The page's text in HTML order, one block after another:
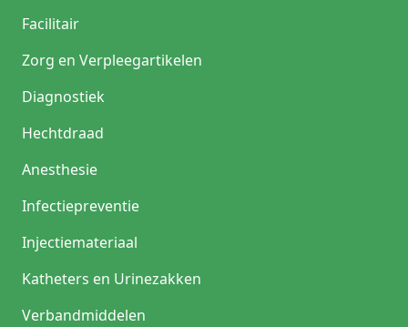
Facilitair
Zorg en Verpleegartikelen
Diagnostiek
Hechtdraad
Anesthesie
Infectiepreventie
Injectiemateriaal
Katheters en Urinezakken
Verbandmiddelen